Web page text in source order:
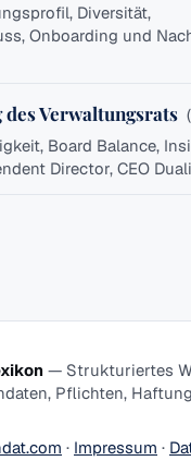
Diversität,
Onboarding und
des Verwaltungsrats (
Board Balance,
Director, CEO
— Strukturiertes
Pflichten,
· Impressum ·